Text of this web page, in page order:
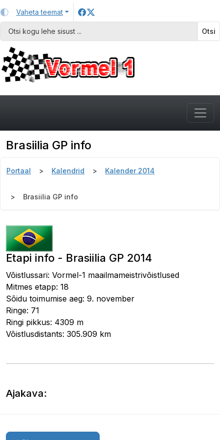
Vaheta teemat
Otsi
Brasiilia GP info
Portaal Kalendrid Kalender 2014
Brasiilia GP info
Etapi info - Brasiilia GP 2014
Võistlussari: Vormel-1 maailmameistrivõistlused
Mitmes etapp: 18
Sõidu toimumise aeg: 9. november
Ringe: 71
Ringi pikkus: 4309 m
Võistlusdistants: 305.909 km
Ajakava: